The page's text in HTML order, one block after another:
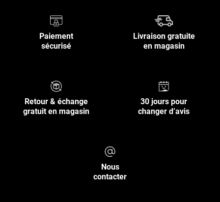
Paiement
sécurisé
Livraison gratuite
en magasin
Retour & échange
gratuit en magasin
30 jours pour
changer d’avis
Nous
contacter